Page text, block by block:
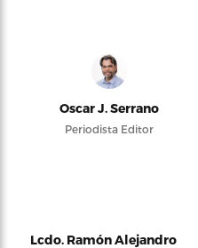
Oscar J. Serrano
Periodista Editor
Lcdo. Ramón Alejandro